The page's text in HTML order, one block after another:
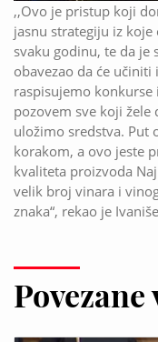
,,Ovo je pristup koji
jasnu strategiju iz
svaku godinu, te da je
obavezao da će
raspisujemo
pozovem sve koji žele
uložimo sredstva. Put
korakom, a ovo jeste
kvaliteta proizvoda
velik broj vinara i
znaka“, rekao je
Povezane